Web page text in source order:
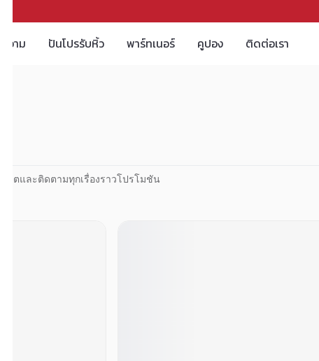
ความ ปันโปรรับหิ้ว พาร์ทเนอร์ คูปอง ติดต่อเรา
ดตและติดตามทุกเรื่องราวโปรโมชัน